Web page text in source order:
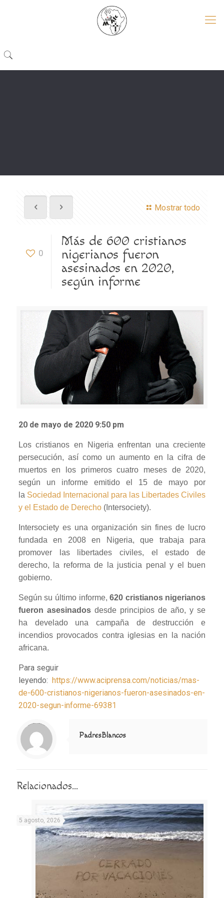
Mostrar todo
0
Más de 600 cristianos
nigerianos fueron
asesinados en 2020,
según informe
20 de mayo de 2020 9:50 pm
Los cristianos en Nigeria enfrentan una creciente
persecución, así como un aumento en la cifra de
muertos en los primeros cuatro meses de 2020,
según un informe emitido el 15 de mayo por
la Sociedad Internacional para las Libertades Civiles
y el Estado de Derecho(Intersociety).
Intersociety es una organización sin fines de lucro
fundada en 2008 en Nigeria, que trabaja para
promover las libertades civiles, el estado de
derecho, la reforma de la justicia penal y el buen
gobierno.
Según su último informe, 620 cristianos nigerianos
fueron asesinadosdesde principios de año, y se
ha develado una campaña de destrucción e
incendios provocados contra iglesias en la nación
africana.
Para seguir
leyendo: https://www.aciprensa.com/noticias/mas-
de-600-cristianos-nigerianos-fueron-asesinados-en-
2020-segun-informe-69381
Notice
: Trying to access array offset on value of type null in
/home/misioner/public_html/padresblancos/themes/betheme/includes/content-single.php
on line
286
PadresBlancos
Relacionados...
5 agosto, 2026